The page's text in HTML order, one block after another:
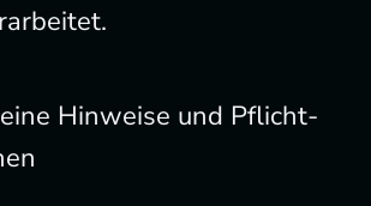
Hinweise und Pflicht­